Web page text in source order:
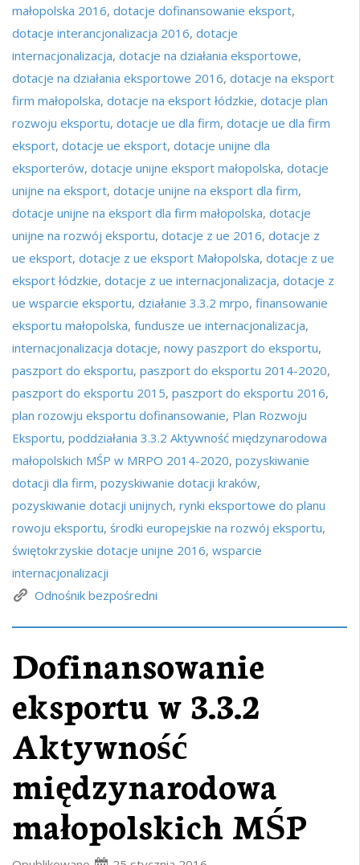
małopolska 2016, dotacje dofinansowanie eksport,
dotacje interancjonalizacja 2016, dotacje
internacjonalizacja, dotacje na działania eksportowe,
dotacje na działania eksportowe 2016, dotacje na eksport
firm małopolska, dotacje na eksport łódzkie, dotacje plan
rozwoju eksportu, dotacje ue dla firm, dotacje ue dla firm
eksport, dotacje ue eksport, dotacje unijne dla
eksporterów, dotacje unijne eksport małopolska, dotacje
unijne na eksport, dotacje unijne na eksport dla firm,
dotacje unijne na eksport dla firm małopolska, dotacje
unijne na rozwój eksportu, dotacje z ue 2016, dotacje z
ue eksport, dotacje z ue eksport Małopolska, dotacje z ue
eksport łódzkie, dotacje z ue internacjonalizacja, dotacje z
ue wsparcie eksportu, działanie 3.3.2 mrpo, finansowanie
eksportu małopolska, fundusze ue internacjonalizacja,
internacjonalizacja dotacje, nowy paszport do eksportu,
paszport do eksportu, paszport do eksportu 2014-2020,
paszport do eksportu 2015, paszport do eksportu 2016,
plan rozowju eksportu dofinansowanie, Plan Rozwoju
Eksportu, poddziałania 3.3.2 Aktywność międzynarodowa
małopolskich MŚP w MRPO 2014-2020, pozyskiwanie
dotacji dla firm, pozyskiwanie dotacji kraków,
pozyskiwanie dotacji unijnych, rynki eksportowe do planu
rowoju eksportu, środki europejskie na rozwój eksportu,
świętokrzyskie dotacje unijne 2016, wsparcie
internacjonalizacji
Odnośnik bezpośredni
Dofinansowanie
eksportu w 3.3.2
Aktywność
międzynarodowa
małopolskich MŚP